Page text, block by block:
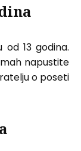
13 godina.
napustite
o poseti